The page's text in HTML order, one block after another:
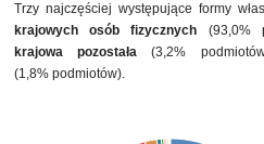
Trzy najczęściej występujące formy
krajowych osób fizycznych (93,0%
krajowa pozostała (3,2%
(1,8% podmiotów).